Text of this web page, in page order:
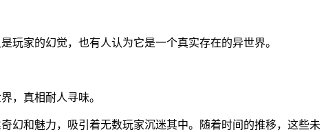
玩家的幻觉，也有人认为它是一个真实存在的异世界。
，真相耐人寻味。
幻和魅力，吸引着无数玩家沉迷其中。随着时间的推移，这些未